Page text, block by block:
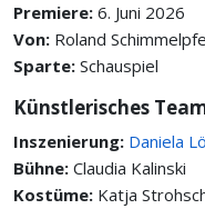
Premiere: 6. Juni 2026
Von: Roland
Sparte: Schauspiel
Künstlerisches
Inszenierung: Daniela
Bühne: Claudia Kalinski
Kostüme: Katja